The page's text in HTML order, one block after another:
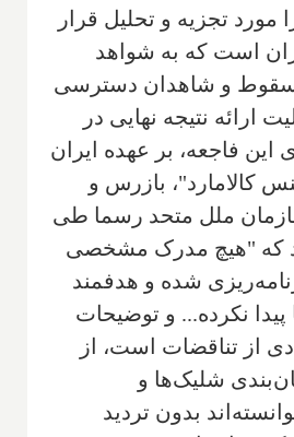
مورد تجزیه و تحلیل قرار
است که به شواهد
و شاهدان دسترسی
ارائه نتیجه نهایی در
این فاجعه، بر عهده ایران
کالامارد"، بازرس و
ملل متحد رسما طی
که "هیچ مدرک مشخصی
شده و هدفمند
پیدا نکرده... و توضیحات
از تناقضات است، از
شلیک‌ها و
بدون تردید